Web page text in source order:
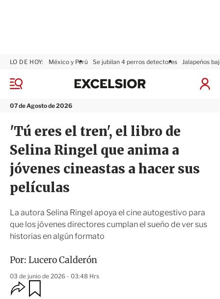
M
n
07 de Agosto de 2026
LO DE HOY: México y Perú Se jubilan 4 perros detectores Jalapeños
I
x
i
o
r
'Tú eres el tren', el libro de
Selina Ringel que anima a
jóvenes cineastas a hacer sus
películas
La autora Selina Ringel apoya el cine autogestivo para
que los jóvenes directores cumplan el sueño de ver sus
historias en algún formato
Por: Lucero Calderón
03 de junio de 2026 - 03:48 Hrs
O
p